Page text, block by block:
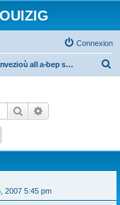
Connexion
Danvezioù all a-bep seurt
e
Rechercher
2007 5:45 pm